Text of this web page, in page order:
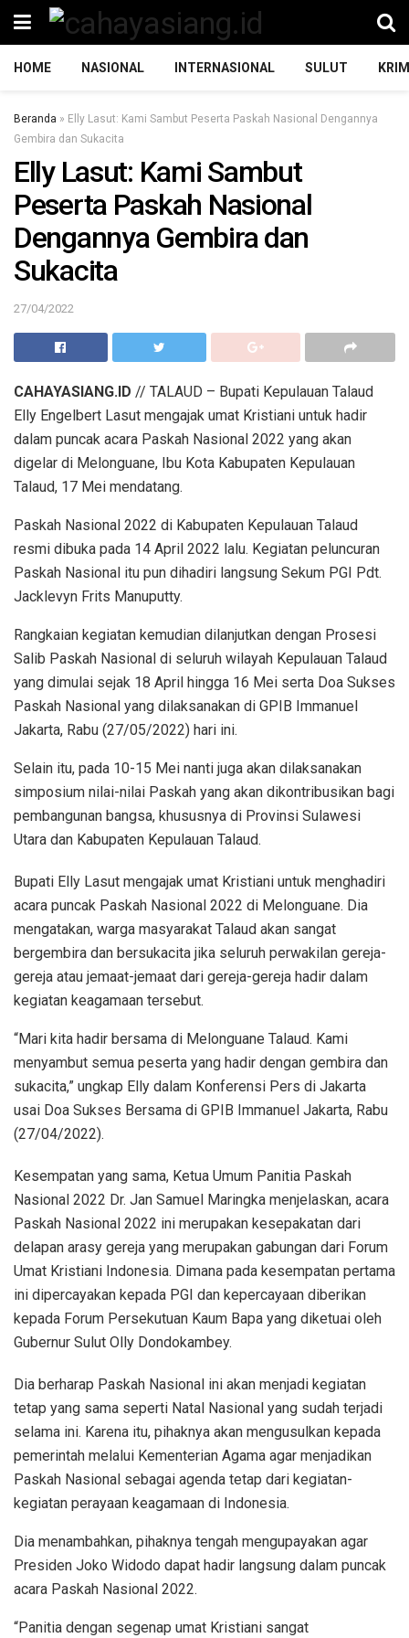
HOME NASIONAL INTERNASIONAL SULUT
Beranda » Elly Lasut: Kami Sambut Peserta Paskah Nasional Dengannya
Gembira dan Sukacita
Elly Lasut: Kami Sambut
Peserta Paskah Nasional
Dengannya Gembira dan
Sukacita
27/04/2022
CAHAYASIANG.ID // TALAUD – Bupati Kepulauan Talaud
Elly Engelbert Lasut mengajak umat Kristiani untuk hadir
dalam puncak acara Paskah Nasional 2022 yang akan
digelar di Melonguane, Ibu Kota Kabupaten Kepulauan
Talaud, 17 Mei mendatang.
Paskah Nasional 2022 di Kabupaten Kepulauan Talaud
resmi dibuka pada 14 April 2022 lalu. Kegiatan peluncuran
Paskah Nasional itu pun dihadiri langsung Sekum PGI Pdt.
Jacklevyn Frits Manuputty.
Rangkaian kegiatan kemudian dilanjutkan dengan Prosesi
Salib Paskah Nasional di seluruh wilayah Kepulauan Talaud
yang dimulai sejak 18 April hingga 16 Mei serta Doa Sukses
Paskah Nasional yang dilaksanakan di GPIB Immanuel
Jakarta, Rabu (27/05/2022) hari ini.
Selain itu, pada 10-15 Mei nanti juga akan dilaksanakan
simposium nilai-nilai Paskah yang akan dikontribusikan bagi
pembangunan bangsa, khususnya di Provinsi Sulawesi
Utara dan Kabupaten Kepulauan Talaud.
Bupati Elly Lasut mengajak umat Kristiani untuk menghadiri
acara puncak Paskah Nasional 2022 di Melonguane. Dia
mengatakan, warga masyarakat Talaud akan sangat
bergembira dan bersukacita jika seluruh perwakilan gereja-
gereja atau jemaat-jemaat dari gereja-gereja hadir dalam
kegiatan keagamaan tersebut.
“Mari kita hadir bersama di Melonguane Talaud. Kami
menyambut semua peserta yang hadir dengan gembira dan
sukacita,” ungkap Elly dalam Konferensi Pers di Jakarta
usai Doa Sukses Bersama di GPIB Immanuel Jakarta, Rabu
(27/04/2022).
Kesempatan yang sama, Ketua Umum Panitia Paskah
Nasional 2022 Dr. Jan Samuel Maringka menjelaskan, acara
Paskah Nasional 2022 ini merupakan kesepakatan dari
delapan arasy gereja yang merupakan gabungan dari Forum
Umat Kristiani Indonesia. Dimana pada kesempatan pertama
ini dipercayakan kepada PGI dan kepercayaan diberikan
kepada Forum Persekutuan Kaum Bapa yang diketuai oleh
Gubernur Sulut Olly Dondokambey.
Dia berharap Paskah Nasional ini akan menjadi kegiatan
tetap yang sama seperti Natal Nasional yang sudah terjadi
selama ini. Karena itu, pihaknya akan mengusulkan kepada
pemerintah melalui Kementerian Agama agar menjadikan
Paskah Nasional sebagai agenda tetap dari kegiatan-
kegiatan perayaan keagamaan di Indonesia.
Dia menambahkan, pihaknya tengah mengupayakan agar
Presiden Joko Widodo dapat hadir langsung dalam puncak
acara Paskah Nasional 2022.
“Panitia dengan segenap umat Kristiani sangat